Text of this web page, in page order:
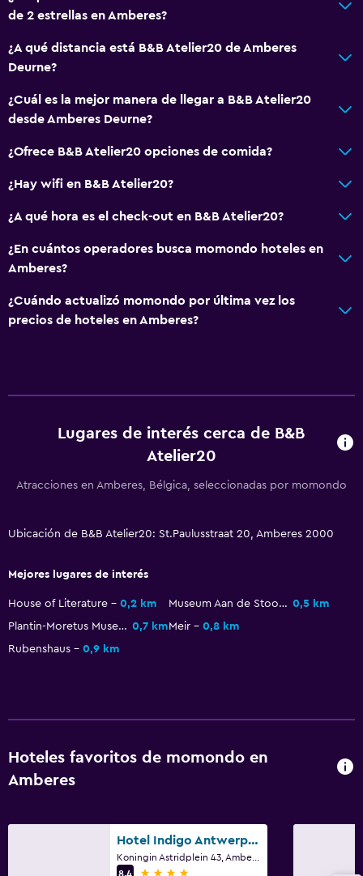
de 2 estrellas en Amberes?
¿A qué distancia está B&B Atelier20 de Amberes
Deurne?
¿Cuál es la mejor manera de llegar a B&B Atelier20
desde Amberes Deurne?
¿Ofrece B&B Atelier20 opciones de comida?
¿Hay wifi en B&B Atelier20?
¿A qué hora es el check-out en B&B Atelier20?
¿En cuántos operadores busca momondo hoteles en
Amberes?
¿Cuándo actualizó momondo por última vez los
precios de hoteles en Amberes?
Lugares de interés cerca de B&B
Atelier20
Atracciones en Amberes, Bélgica, seleccionadas por momondo
Ubicación de B&B Atelier20: St.Paulusstraat 20, Amberes 2000
Mejores lugares de interés
House of Literature 0,2 km Museum Aan de Stoom 0,5 km
Plantin-Moretus Museum 0,7 kmMeir
0,8 km
Rubenshaus
0,9 km
Hoteles favoritos de momondo en
Amberes
Hotel Indigo Antwerp - City Centre By IHG
8,4
4 estrellas